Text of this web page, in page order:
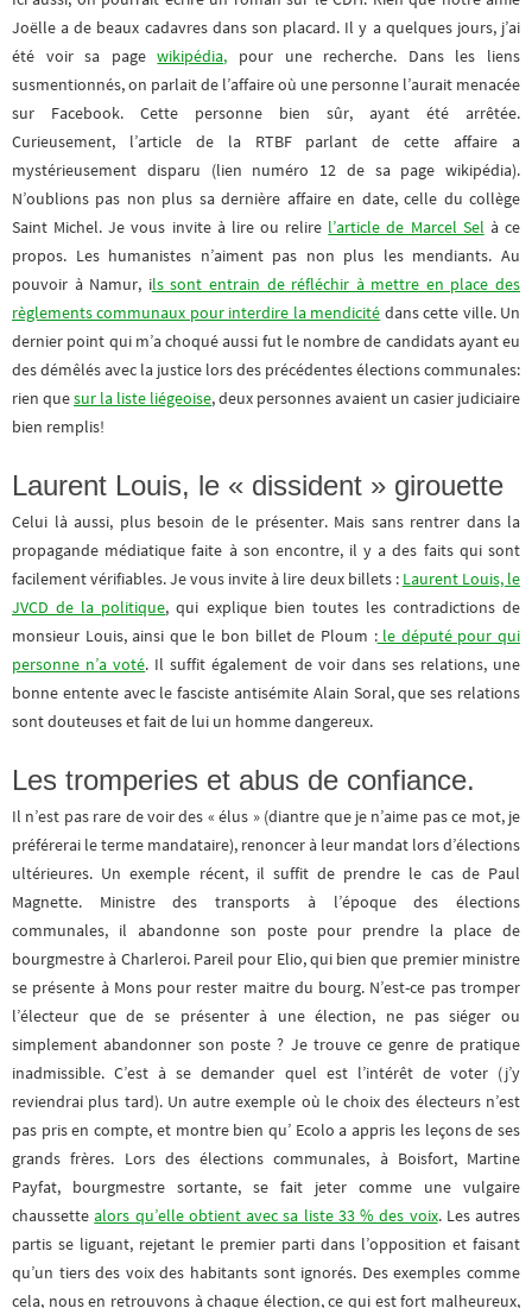
Joëlle a de beaux cadavres dans son placard. Il y a quelques jours, j’ai
été voir sa pagewikipédia, pour une recherche. Dans les liens
susmentionnés, on parlait de l’affaire où une personne l’aurait menacée
sur Facebook. Cette personne bien sûr, ayant été arrêtée.
Curieusement, l’article de la RTBF parlant de cette affaire a
mystérieusement disparu (lien numéro 12 de sa page wikipédia).
N’oublions pas non plus sa dernière affaire en date, celle du collège
Saint Michel. Je vous invite à lire ou relire l’article de Marcel Sel à ce
propos. Les humanistes n’aiment pas non plus les mendiants. Au
pouvoir à Namur, ils sont entrain de réfléchir à mettre en place des
règlements communaux pour interdire la mendicité dans cette ville. Un
dernier point qui m’a choqué aussi fut le nombre de candidats ayant eu
des démêlés avec la justice lors des précédentes élections communales:
rien quesur la liste liégeoise, deux personnes avaient un casier judiciaire
bien remplis!
Laurent Louis, le « dissident » girouette
Celui là aussi, plus besoin de le présenter. Mais sans rentrer dans la
propagande médiatique faite à son encontre, il y a des faits qui sont
facilement vérifiables. Je vous invite à lire deux billets : Laurent Louis, le
JVCD de la politique, qui explique bien toutes les contradictions de
monsieur Louis, ainsi que le bon billet de Ploum :le député pour qui
personne n’a voté. Il suffit également de voir dans ses relations, une
bonne entente avec le fasciste antisémite Alain Soral, que ses relations
sont douteuses et fait de lui un homme dangereux.
Les tromperies et abus de confiance.
Il n’est pas rare de voir des « élus » (diantre que je n’aime pas ce mot, je
préférerai le terme mandataire), renoncer à leur mandat lors d’élections
ultérieures. Un exemple récent, il suffit de prendre le cas de Paul
Magnette. Ministre des transports à l’époque des élections
communales, il abandonne son poste pour prendre la place de
bourgmestre à Charleroi. Pareil pour Elio, qui bien que premier ministre
se présente à Mons pour rester maitre du bourg. N’est-ce pas tromper
l’électeur que de se présenter à une élection, ne pas siéger ou
simplement abandonner son poste ? Je trouve ce genre de pratique
inadmissible. C’est à se demander quel est l’intérêt de voter (j’y
reviendrai plus tard). Un autre exemple où le choix des électeurs n’est
pas pris en compte, et montre bien qu’ Ecolo a appris les leçons de ses
grands frères. Lors des élections communales, à Boisfort, Martine
Payfat, bourgmestre sortante, se fait jeter comme une vulgaire
chaussettealors qu’elle obtient avec sa liste 33 % des voix. Les autres
partis se liguant, rejetant le premier parti dans l’opposition et faisant
qu’un tiers des voix des habitants sont ignorés. Des exemples comme
cela, nous en retrouvons à chaque élection, ce qui est fort malheureux,